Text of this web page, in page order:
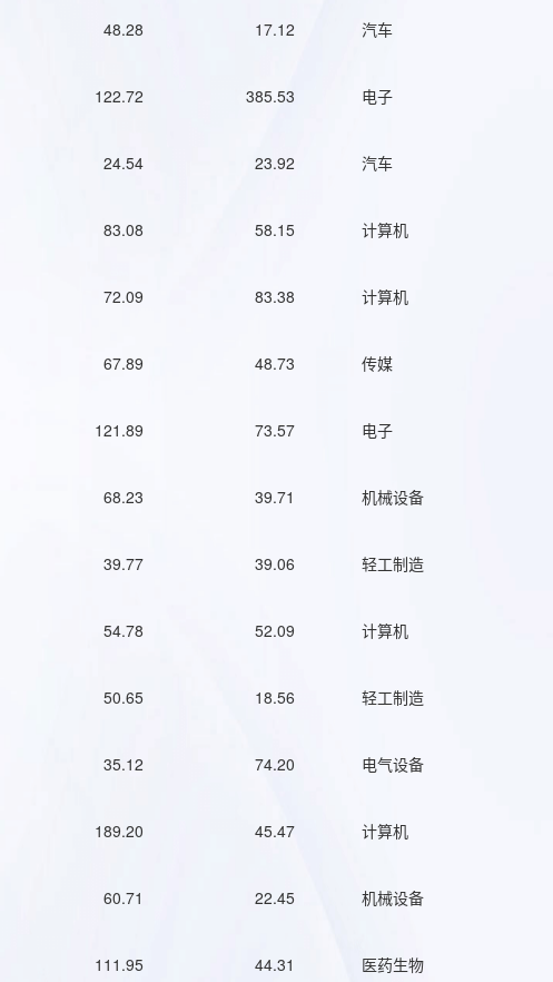
48.28 17.12 汽车
122.72 385.53 电子
24.54 23.92 汽车
83.08 58.15 计算机
72.09 83.38 计算机
67.89 48.73 传媒
121.89 73.57 电子
68.23 39.71 机械设备
39.77 39.06 轻工制造
54.78 52.09 计算机
50.65 18.56 轻工制造
35.12 74.20 电气设备
189.20 45.47 计算机
60.71 22.45 机械设备
111.95 44.31 医药生物